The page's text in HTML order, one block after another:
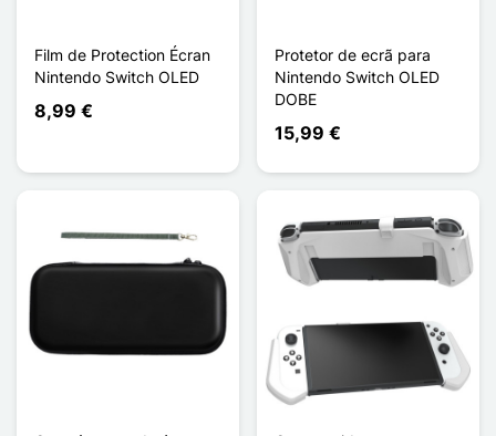
Film de Protection Écran
Nintendo Switch OLED
8,99 €
Protetor de ecrã para
Nintendo Switch OLED
DOBE
15,99 €